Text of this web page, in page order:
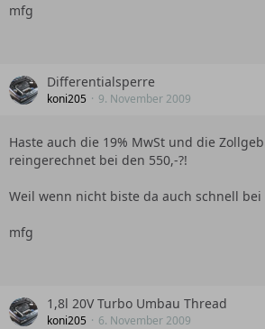
mfg
Differentialsperre
koni205 9. November 2009
Haste auch die 19% MwSt und die
reingerechnet bei den 550,-?!
Weil wenn nicht biste da auch schnell bei
mfg
1,8l 20V Turbo Umbau Thread
koni205 6. November 2009